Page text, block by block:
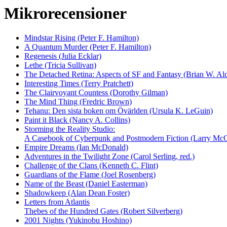
Mikrorecensioner
Mindstar Rising (Peter F. Hamilton)
A Quantum Murder (Peter F. Hamilton)
Regenesis (Julia Ecklar)
Lethe (Tricia Sullivan)
The Detached Retina: Aspects of SF and Fantasy (Brian W.
Interesting Times (Terry Pratchett)
The Clairvoyant Countess (Dorothy Gilman)
The Mind Thing (Fredric Brown)
Tehanu: Den sista boken om Övärlden (Ursula K. LeGuin)
Paint it Black (Nancy A. Collins)
Storming the Reality Studio:
A Casebook of Cyberpunk and Postmodern Fiction (Larry
Empire Dreams (Ian McDonald)
Adventures in the Twilight Zone (Carol Serling, red.)
Challenge of the Clans (Kenneth C. Flint)
Guardians of the Flame (Joel Rosenberg)
Name of the Beast (Daniel Easterman)
Shadowkeep (Alan Dean Foster)
Letters from Atlantis
Thebes of the Hundred Gates (Robert Silverberg)
2001 Nights (Yukinobu Hoshino)